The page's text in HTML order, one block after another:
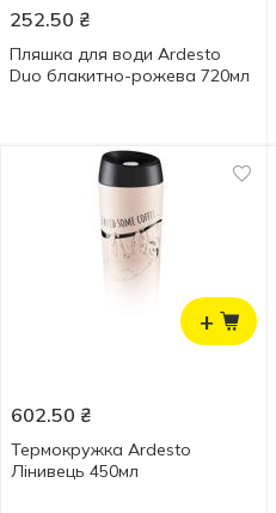
252.50 ₴
Пляшка для води Ardesto
Duo блакитно-рожева 720мл
+
602.50 ₴
Термокружка Ardesto
Лінивець 450мл